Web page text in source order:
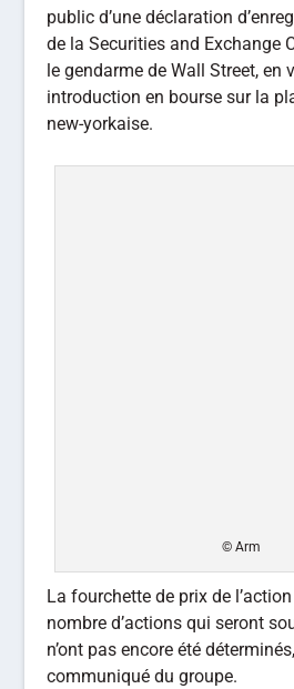
public d’une déclaration
de la Securities and Exchange
le gendarme de Wall Street, en
introduction en bourse sur la
new-yorkaise.
© Arm
La fourchette de prix de
nombre d’actions qui seront
n’ont pas encore été
communiqué du groupe.